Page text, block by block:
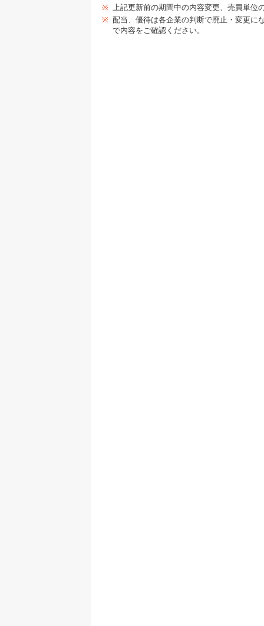
※ 上記更新前の期間中の内容変更、売買単位
※ 配当、優待は各企業の判断で廃止・変更に
で内容をご確認ください。